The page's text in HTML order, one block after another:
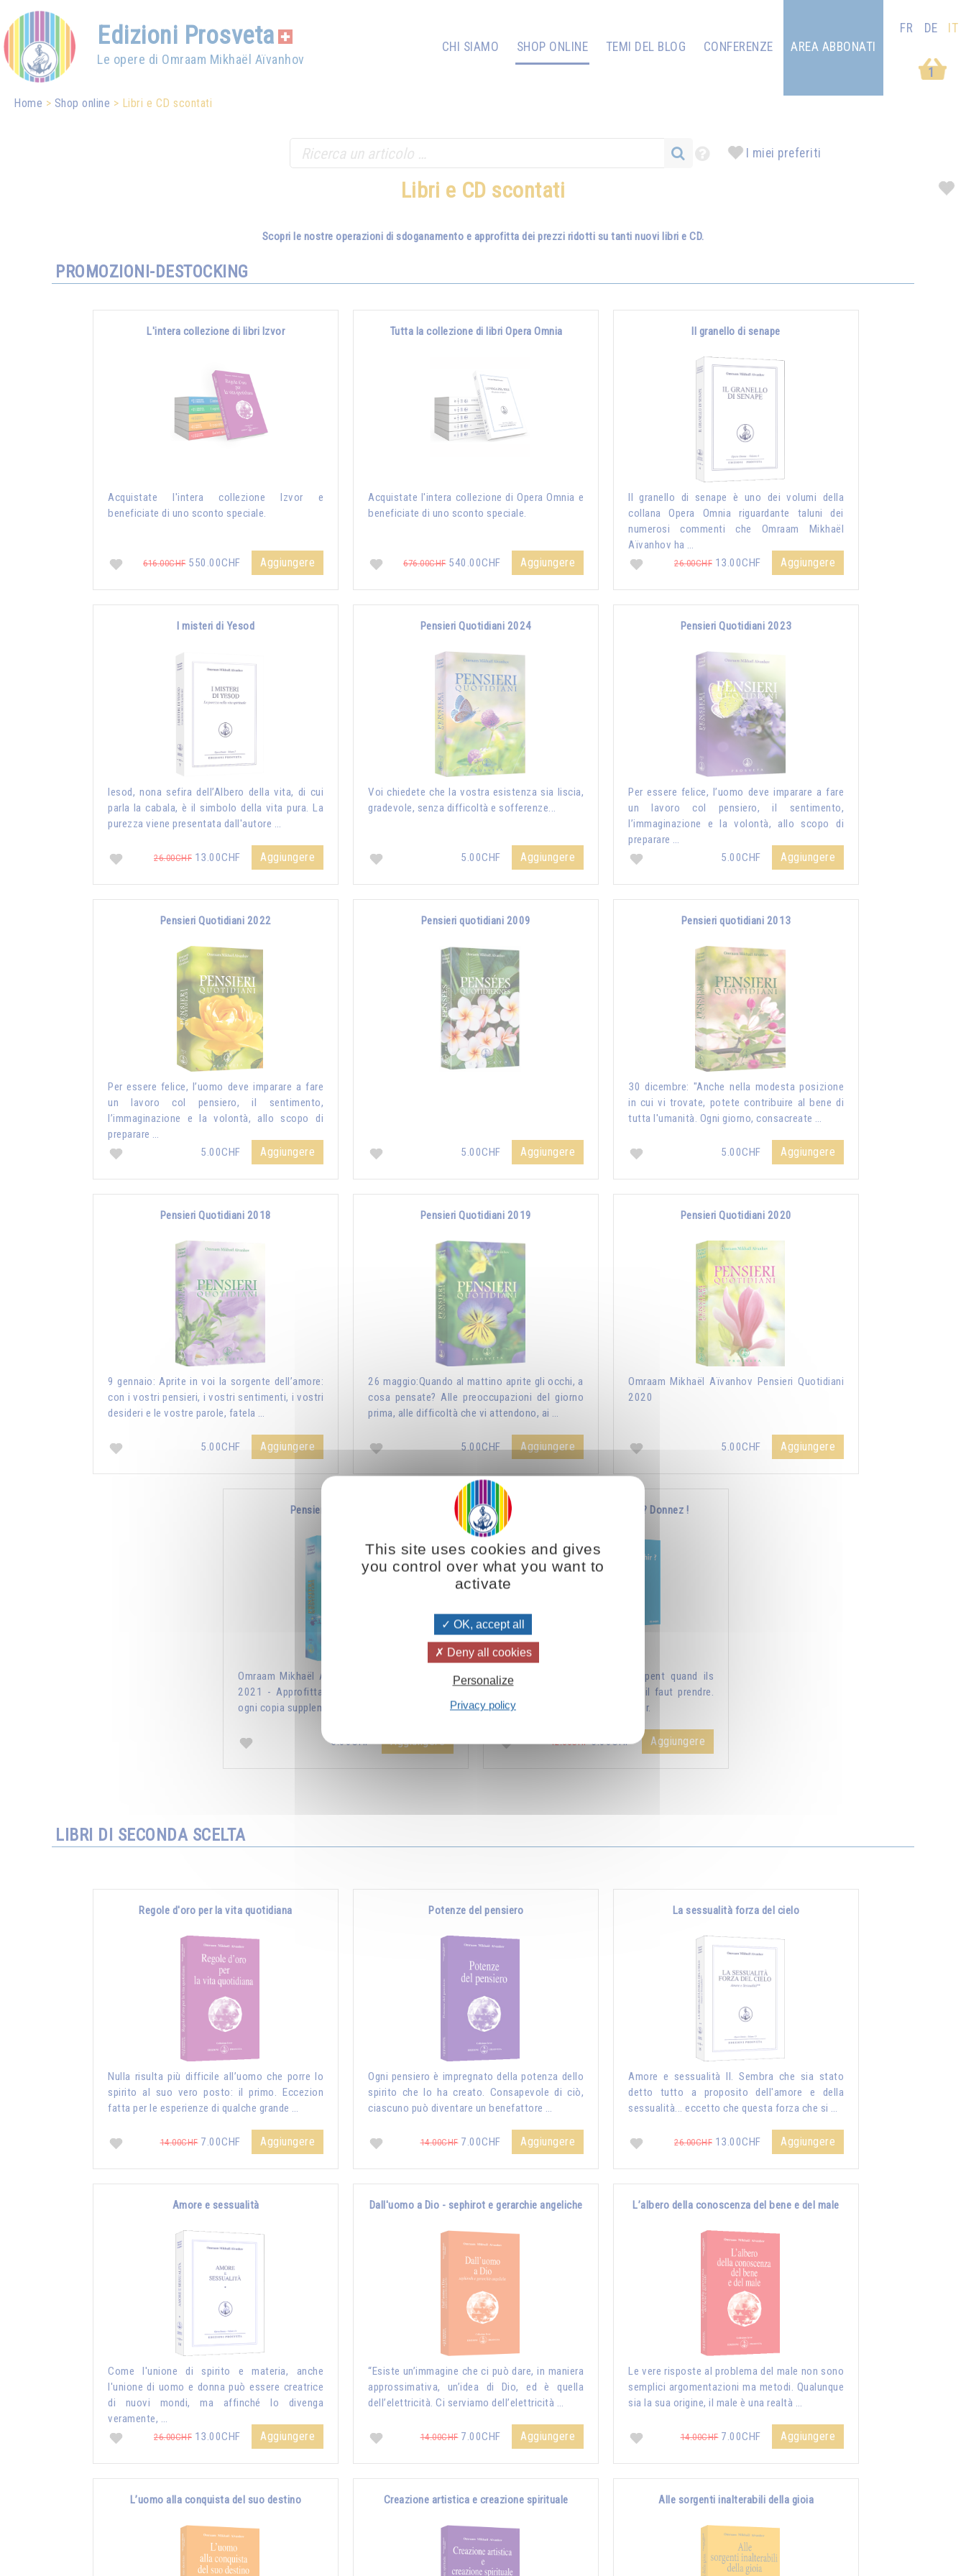
Edizioni Prosveta
Le opere di Omraam Mikhaël Aïvanhov
CHI SIAMO SHOP ONLINE TEMI DEL BLOG
CONFERENZE
1
AREA ABBONATI
FR DE IT
Home Shop online Libri e CD scontati
I miei preferiti
Libri e CD scontati
Scopri le nostre operazioni di sdoganamento e approfitta dei prezzi ridotti su tanti nuovi libri e CD.
PROMOZIONI-DESTOCKING
L'intera collezione di libri Izvor
Acquistate l'intera collezione Izvor e
beneficiate di uno sconto speciale.
616.00CHF550.00CHF Aggiungere
Tutta la collezione di libri Opera Omnia
Acquistate l'intera collezione di Opera Omnia e
beneficiate di uno sconto speciale.
676.00CHF540.00CHF Aggiungere
Il granello di senape
Il granello di senape è uno dei volumi della
collana Opera Omnia riguardante taluni dei
numerosi commenti che Omraam Mikhaël
Aïvanhov ha …
26.00CHF 13.00CHF Aggiungere
I misteri di Yesod
Iesod, nona sefira dell’Albero della vita, di cui
parla la cabala, è il simbolo della vita pura. La
purezza viene presentata dall'autore …
26.00CHF 13.00CHF Aggiungere
Pensieri Quotidiani 2024
Voi chiedete che la vostra esistenza sia liscia,
gradevole, senza difficoltà e sofferenze...
5.00CHF Aggiungere
Pensieri Quotidiani 2023
Per essere felice, l’uomo deve imparare a fare
un lavoro col pensiero, il sentimento,
l’immaginazione e la volontà, allo scopo di
preparare …
5.00CHF
Aggiungere
Pensieri Quotidiani 2022
Per essere felice, l’uomo deve imparare a fare
un lavoro col pensiero, il sentimento,
l’immaginazione e la volontà, allo scopo di
preparare …
5.00CHF
Aggiungere
Pensieri quotidiani 2009
5.00CHF Aggiungere
Pensieri quotidiani 2013
30 dicembre: "Anche nella modesta posizione
in cui vi trovate, potete contribuire al bene di
tutta l'umanità. Ogni giorno, consacreate …
5.00CHF Aggiungere
Pensieri Quotidiani 2018
9 gennaio: Aprite in voi la sorgente dell’amore:
con i vostri pensieri, i vostri sentimenti, i vostri
desideri e le vostre parole, fatela …
5.00CHF Aggiungere
Pensieri Quotidiani 2019
26 maggio:Quando al mattino aprite gli occhi, a
cosa pensate? Alle preoccupazioni del giorno
prima, alle difficoltà che vi attendono, ai …
5.00CHF Aggiungere
Pensieri Quotidiani 2020
Omraam Mikhaël Aïvanhov Pensieri Quotidiani
2020
5.00CHF Aggiungere
Pensieri Quotidiani 2021
Omraam Mikhaël Aïvanhov Pensieri Quotidiani
2021 - Approfitta dello sconto di 2 CHF per
ogni copia supplementare aggiunta all'ordine !
5.00CHF Aggiungere
Vous voulez vous enrichir ? Donnez !
Combien les humains se trompent quand ils
s’imaginent que pour s’enrichir il faut prendre.
Non, pour s’enrichir, il faut donner.
12.00CHF5.00CHF Aggiungere
LIBRI DI SECONDA SCELTA
Regole d'oro per la vita quotidiana
Nulla risulta più difficile all’uomo che porre lo
spirito al suo vero posto: il primo. Eccezion
fatta per le esperienze di qualche grande …
14.00CHF7.00CHF Aggiungere
Potenze del pensiero
Ogni pensiero è impregnato della potenza dello
spirito che lo ha creato. Consapevole di ciò,
ciascuno può diventare un benefattore …
14.00CHF7.00CHF Aggiungere
La sessualità forza del cielo
Amore e sessualità II. Sembra che sia stato
detto tutto a proposito dell'amore e della
sessualità... eccetto che questa forza che si …
26.00CHF 13.00CHF Aggiungere
Amore e sessualità
Come l'unione di spirito e materia, anche
l'unione di uomo e donna può essere creatrice
di nuovi mondi, ma affinché lo divenga
veramente, …
26.00CHF 13.00CHF Aggiungere
Dall'uomo a Dio - sephirot e gerarchie angeliche
“Esiste un’immagine che ci può dare, in maniera
approssimativa, un’idea di Dio, ed è quella
dell’elettricità. Ci serviamo dell’elettricità …
14.00CHF7.00CHF Aggiungere
L’albero della conoscenza del bene e del male
Le vere risposte al problema del male non sono
semplici argomentazioni ma metodi. Qualunque
sia la sua origine, il male è una realtà …
14.00CHF7.00CHF Aggiungere
L’uomo alla conquista del suo destino Creazione artistica e creazione spirituale Alle sorgenti inalterabili della gioia
This site uses cookies and gives
you control over what you want to
activate
OK, accept all
Deny all cookies
Personalize
Privacy policy